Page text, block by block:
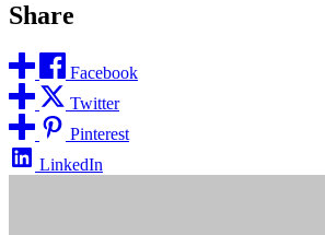
Share
Facebook
Twitter
Pinterest
LinkedIn